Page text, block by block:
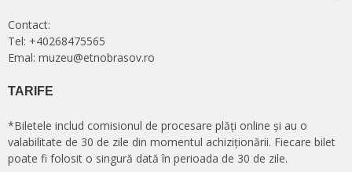
Contact:
Tel: +40268475565
Emal: muzeu@etnobrasov.ro
TARIFE
*Biletele includ comisionul de procesare plăți online și au o
valabilitate de 30 de zile din momentul achiziționării. Fiecare bilet
poate fi folosit o singură dată în perioada de 30 de zile.